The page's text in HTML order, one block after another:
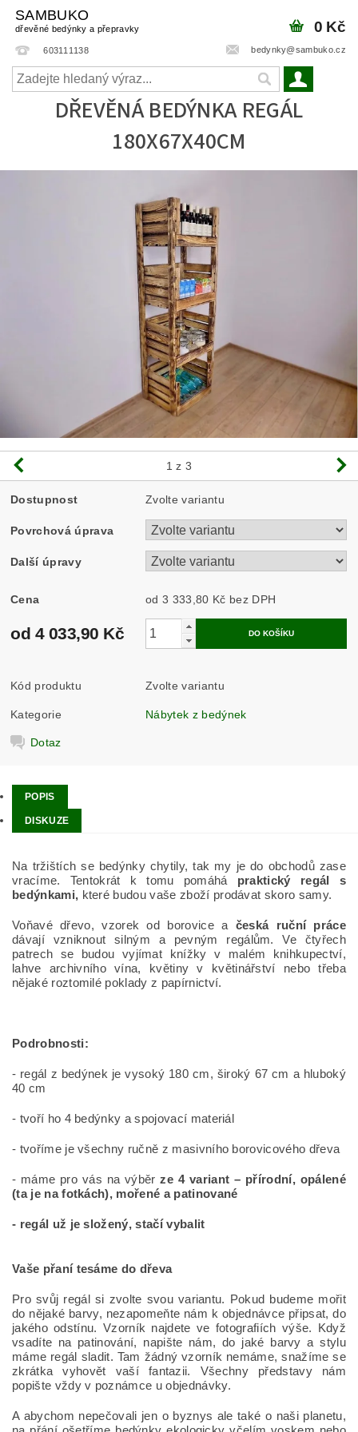
SAMBUKO
dřevěné bedýnky a přepravky
603111138 bedynky@sambuko.cz
0 Kč
DŘEVĚNÁ BEDÝNKA REGÁL
180X67X40CM
1 z 3
Dostupnost Zvolte variantu
Povrchová úprava
Další úpravy
Cena od 3 333,80 Kč bez DPH
od 4 033,90 Kč
Kód produktu Zvolte variantu
Kategorie Nábytek z bedýnek
Dotaz
POPIS
DISKUZE
Na tržištích se bedýnky chytily, tak my je do obchodů zase
vracíme. Tentokrát k tomu pomáhá praktický regál s
bedýnkami, které budou vaše zboží prodávat skoro samy.
Voňavé dřevo, vzorek od borovice a česká ruční práce
dávají vzniknout silným a pevným regálům. Ve čtyřech
patrech se budou vyjímat knížky v malém knihkupectví,
lahve archivního vína, květiny v květinářství nebo třeba
nějaké roztomilé poklady z papírnictví.
Podrobnosti:
- regál z bedýnek je vysoký 180 cm, široký 67 cm a hluboký
40 cm
- tvoří ho 4 bedýnky a spojovací materiál
- tvoříme je všechny ručně z masivního borovicového dřeva
- máme pro vás na výběrze 4 variant – přírodní, opálené
(ta je na fotkách), mořené a patinované
- regál už je složený, stačí vybalit
Vaše přaní tesáme do dřeva
Pro svůj regál si zvolte svou variantu. Pokud budeme mořit
do nějaké barvy, nezapomeňte nám k objednávce připsat, do
jakého odstínu. Vzorník najdete ve fotografiích výše. Když
vsadíte na patinování, napište nám, do jaké barvy a stylu
máme regál sladit. Tam žádný vzorník nemáme, snažíme se
zkrátka vyhovět vaší fantazii. Všechny představy nám
popište vždy v poznámce u objednávky.
A abychom nepečovali jen o byznys ale také o naši planetu,